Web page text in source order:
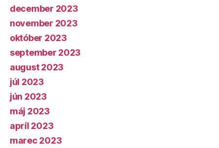
december 2023
november 2023
október 2023
september 2023
august 2023
júl 2023
jún 2023
máj 2023
apríl 2023
marec 2023